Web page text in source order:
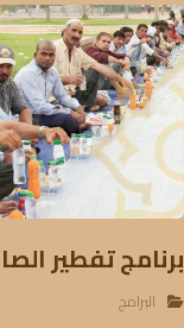
برنامج تفطير
البرامج